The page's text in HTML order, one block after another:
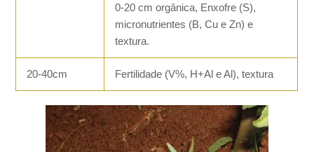
0-20 cm orgânica, Enxofre (S),
micronutrientes (B, Cu e Zn) e
textura.
20-40cm Fertilidade (V%, H+Al e Al), textura